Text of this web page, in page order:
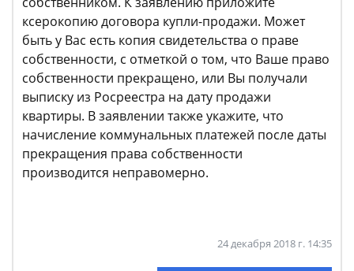
ксерокопию договора купли-продажи. Может
быть у Вас есть копия свидетельства о праве
собственности, с отметкой о том, что Ваше право
собственности прекращено, или Вы получали
выписку из Росреестра на дату продажи
квартиры. В заявлении также укажите, что
начисление коммунальных платежей после даты
прекращения права собственности
производится неправомерно.
24 декабря 2018 г. 14:35